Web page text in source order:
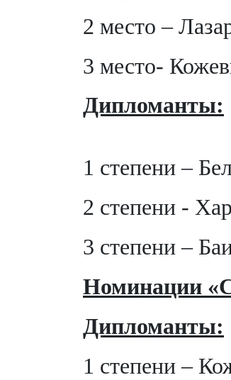
2 место –
3 место-
Дипломанты:
1 степени –
2 степени -
3 степени –
Номинации
Дипломанты:
1 степени –